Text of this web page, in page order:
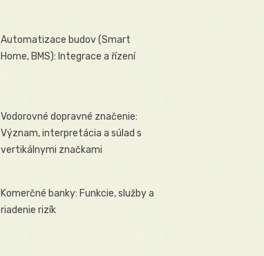
Automatizace budov (Smart
Home, BMS): Integrace a řízení
Vodorovné dopravné značenie:
Význam, interpretácia a súlad s
vertikálnymi značkami
Komerčné banky: Funkcie, služby a
riadenie rizík